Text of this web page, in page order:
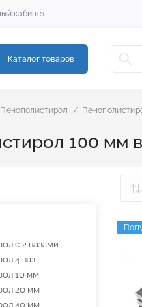
кабинет
Каталог товаров
Пенополистирол
100 мм
с 2 пазами
4 паз
10 мм
20 мм
40 мм